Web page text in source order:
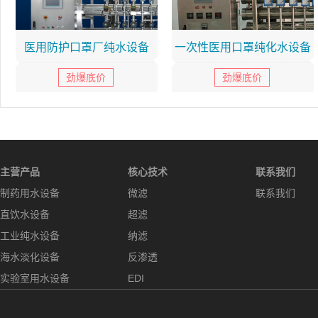
医用防护口罩厂纯水设备
劲爆底价
一次性医用口罩纯化水设备
劲爆底价
主营产品
制药用水设备
直饮水设备
工业纯水设备
海水淡化设备
实验室用水设备
核心技术
微滤
超滤
纳滤
反渗透
EDI
联系我们
联系我们